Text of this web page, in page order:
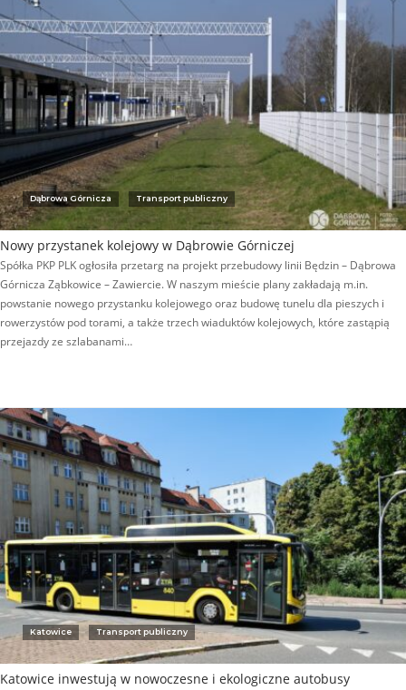
Dąbrowa Górnicza Transport publiczny
Nowy przystanek kolejowy w Dąbrowie Górniczej
Spółka PKP PLK ogłosiła przetarg na projekt przebudowy linii Będzin – Dąbrowa
Górnicza Ząbkowice – Zawiercie. W naszym mieście plany zakładają m.in.
powstanie nowego przystanku kolejowego oraz budowę tunelu dla pieszych i
rowerzystów pod torami, a także trzech wiaduktów kolejowych, które zastąpią
przejazdy ze szlabanami…
Katowice Transport publiczny
Katowice inwestują w nowoczesne i ekologiczne autobusy